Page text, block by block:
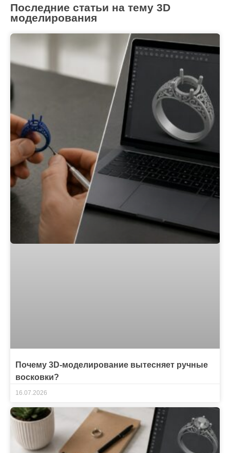
Последние статьи на тему 3D
моделирования
Почему 3D-моделирование вытесняет ручные
восковки?
16.07.2026